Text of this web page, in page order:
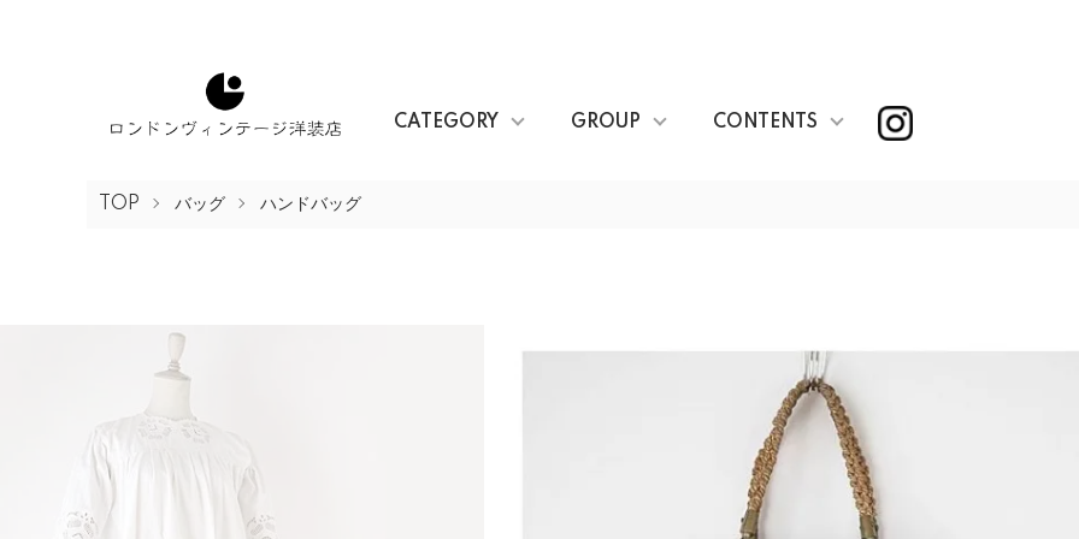
CATEGORY GROUP CONTENTS
TOP バッグ ハンドバッグ